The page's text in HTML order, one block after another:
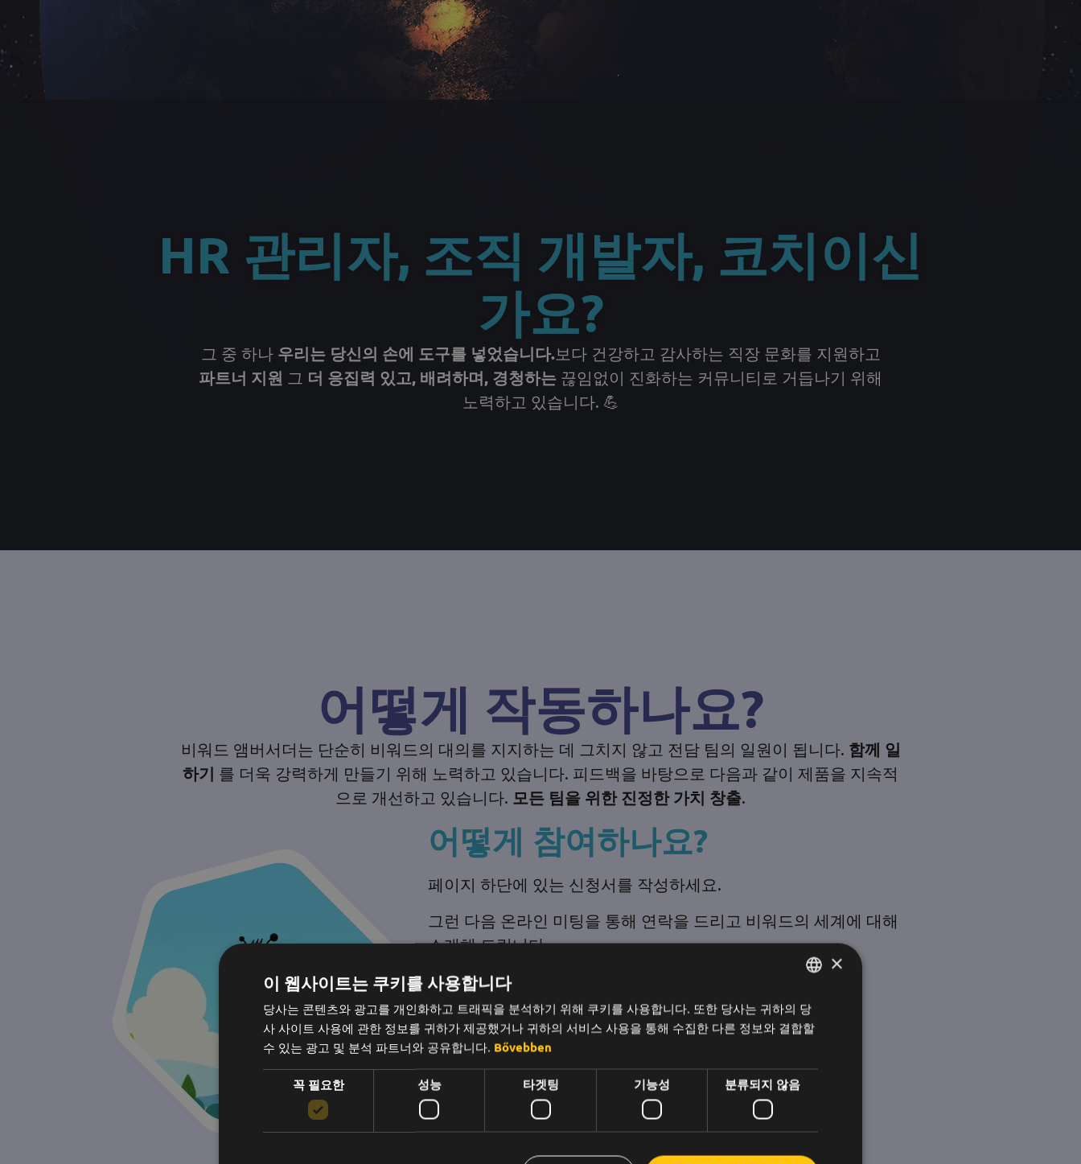
HR 관리자, 조직 개발자, 코치이신
가요?
그 중 하나 우리는 당신의 손에 도구를 넣었습니다.보다 건강하고 감사하는 직장 문화를 지원하고
파트너 지원 그 더 응집력 있고, 배려하며, 경청하는 끊임없이 진화하는 커뮤니티로 거듭나기 위해
노력하고 있습니다. 💪
어떻게 작동하나요?
비워드 앰버서더는 단순히 비워드의 대의를 지지하는 데 그치지 않고 전담 팀의 일원이 됩니다. 함께 일
하기 를 더욱 강력하게 만들기 위해 노력하고 있습니다. 피드백을 바탕으로 다음과 같이 제품을 지속적
으로 개선하고 있습니다. 모든 팀을 위한 진정한 가치 창출.
어떻게 참여하나요?
페이지 하단에 있는 신청서를 작성하세요.
그런 다음 온라인 미팅을 통해 연락을 드리고 비워드의 세계에 대해
소개해 드립니다.
헝가리어
영어
×
이 웹사이트는 쿠키를 사용합니다
당사는 콘텐츠와 광고를 개인화하고 트래픽을 분석하기 위해 쿠키를 사용합니다. 또한 당사는 귀하의 당
사 사이트 사용에 관한 정보를 귀하가 제공했거나 귀하의 서비스 사용을 통해 수집한 다른 정보와 결합할
수 있는 광고 및 분석 파트너와 공유합니다. Bővebben
꼭 필요한 성능 타겟팅 기능성 분류되지 않음